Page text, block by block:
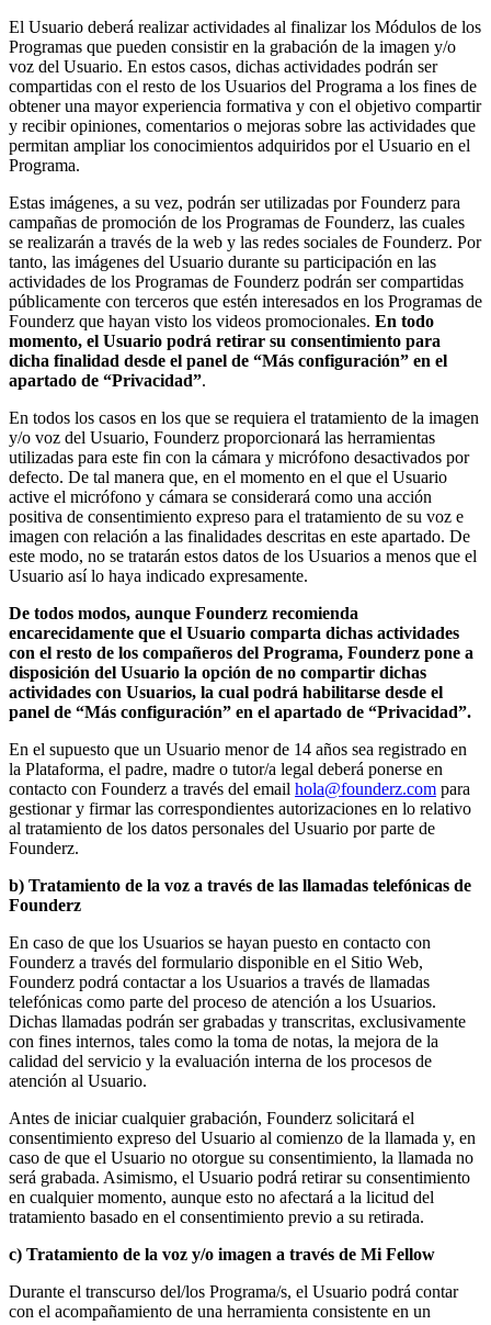
El Usuario deberá realizar actividades al finalizar los Módulos de los
Programas que pueden consistir en la grabación de la imagen y/o
voz del Usuario. En estos casos, dichas actividades podrán ser
compartidas con el resto de los Usuarios del Programa a los fines de
obtener una mayor experiencia formativa y con el objetivo compartir
y recibir opiniones, comentarios o mejoras sobre las actividades que
permitan ampliar los conocimientos adquiridos por el Usuario en el
Programa.
Estas imágenes, a su vez, podrán ser utilizadas por Founderz para
campañas de promoción de los Programas de Founderz, las cuales
se realizarán a través de la web y las redes sociales de Founderz. Por
tanto, las imágenes del Usuario durante su participación en las
actividades de los Programas de Founderz podrán ser compartidas
públicamente con terceros que estén interesados en los Programas de
Founderz que hayan visto los videos promocionales. En todo
momento, el Usuario podrá retirar su consentimiento para
dicha finalidad desde el panel de “Más configuración” en el
apartado de “Privacidad”.
En todos los casos en los que se requiera el tratamiento de la imagen
y/o voz del Usuario, Founderz proporcionará las herramientas
utilizadas para este fin con la cámara y micrófono desactivados por
defecto. De tal manera que, en el momento en el que el Usuario
active el micrófono y cámara se considerará como una acción
positiva de consentimiento expreso para el tratamiento de su voz e
imagen con relación a las finalidades descritas en este apartado. De
este modo, no se tratarán estos datos de los Usuarios a menos que el
Usuario así lo haya indicado expresamente.
De todos modos, aunque Founderz recomienda
encarecidamente que el Usuario comparta dichas actividades
con el resto de los compañeros del Programa, Founderz pone a
disposición del Usuario la opción de no compartir dichas
actividades con Usuarios, la cual podrá habilitarse desde el
panel de “Más configuración” en el apartado de “Privacidad”.
En el supuesto que un Usuario menor de 14 años sea registrado en
la Plataforma, el padre, madre o tutor/a legal deberá ponerse en
contacto con Founderz a través del email hola@founderz.com para
gestionar y firmar las correspondientes autorizaciones en lo relativo
al tratamiento de los datos personales del Usuario por parte de
Founderz.
b) Tratamiento de la voz a través de las llamadas telefónicas de
Founderz
En caso de que los Usuarios se hayan puesto en contacto con
Founderz a través del formulario disponible en el Sitio Web,
Founderz podrá contactar a los Usuarios a través de llamadas
telefónicas como parte del proceso de atención a los Usuarios.
Dichas llamadas podrán ser grabadas y transcritas, exclusivamente
con fines internos, tales como la toma de notas, la mejora de la
calidad del servicio y la evaluación interna de los procesos de
atención al Usuario.
Antes de iniciar cualquier grabación, Founderz solicitará el
consentimiento expreso del Usuario al comienzo de la llamada y, en
caso de que el Usuario no otorgue su consentimiento, la llamada no
será grabada. Asimismo, el Usuario podrá retirar su consentimiento
en cualquier momento, aunque esto no afectará a la licitud del
tratamiento basado en el consentimiento previo a su retirada.
c) Tratamiento de la voz y/o imagen a través de Mi Fellow
Durante el transcurso del/los Programa/s, el Usuario podrá contar
con el acompañamiento de una herramienta consistente en un